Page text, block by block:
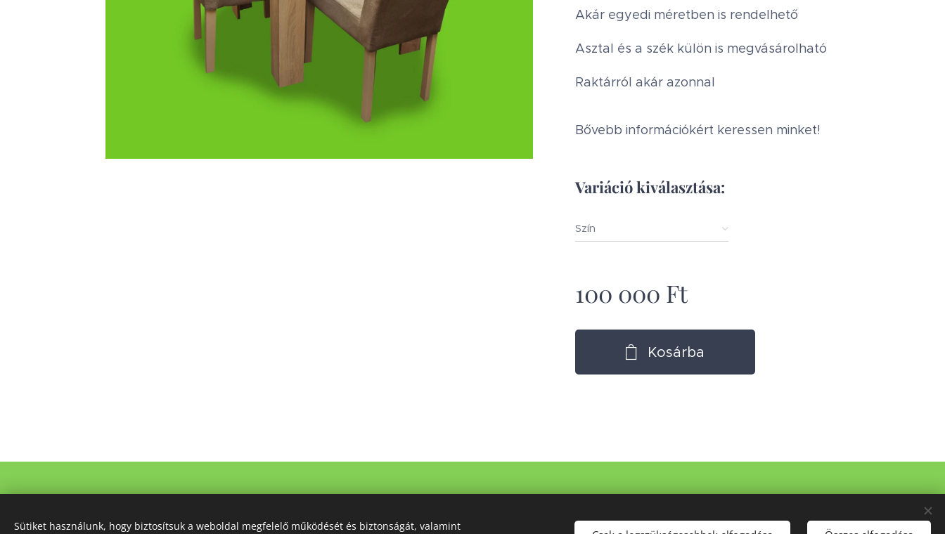
Akár egyedi méretben is rendelhető
Asztal és a szék külön is megvásárolható
Raktárról akár azonnal
Bővebb információkért keressen minket!
Variáció kiválasztása:
Szín
100 000 Ft
Kosárba
EUTR:AB4772719
Sütiket használunk, hogy biztosítsuk a weboldal megfelelő működését és biztonságát, valamint